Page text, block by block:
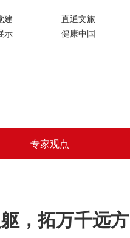
建 直通文旅
示 健康中国
专家观点
，拓万千远方